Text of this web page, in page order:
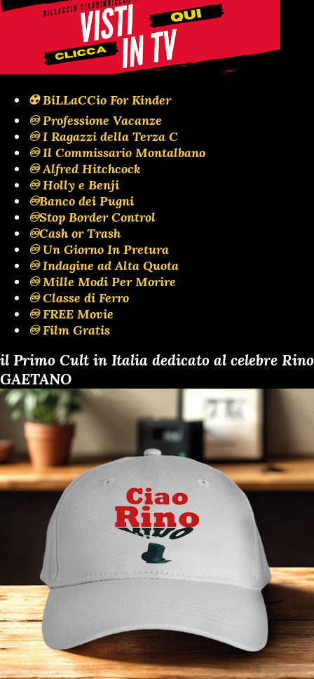
☢️ BiLLaCCio For Kinder
♾️ Professione Vacanze
♾️ I Ragazzi della Terza C
♾️ Il Commissario Montalbano
♾️ Alfred Hitchcock
♾️ Holly e Benji
♾️Banco dei Pugni
♾️Stop Border Control
♾️Cash or Trash
♾️ Un Giorno In Pretura
♾️ Indagine ad Alta Quota
♾️ Mille Modi Per Morire
♾️ Classe di Ferro
♾️ FREE Movie
♾️ Film Gratis
il Primo Cult in Italia dedicato al celebre Rino
GAETANO